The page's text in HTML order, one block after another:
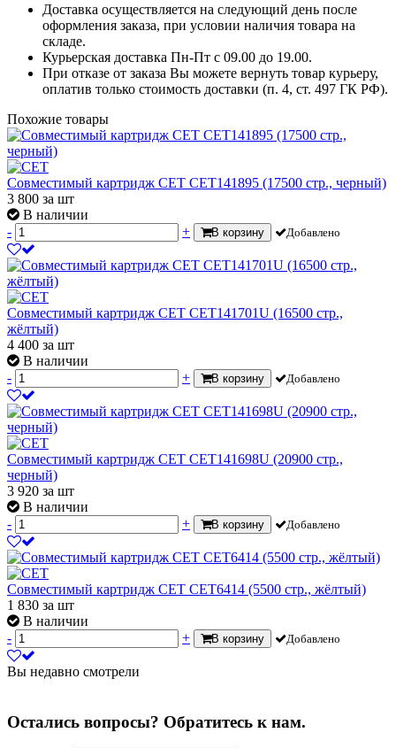
Доставка осуществляется на следующий день после
оформления заказа, при условии наличия товара на
складе.
Курьерская доставка Пн-Пт с 09.00 до 19.00.
При отказе от заказа Вы можете вернуть товар курьеру,
оплатив только стоимость доставки (п. 4, ст. 497 ГК РФ).
Похожие товары
Совместимый картридж CET CET141895 (17500 стр., черный)
3 800 за шт
В наличии
-
+ В корзину Добавлено
Совместимый картридж CET CET141701U (16500 стр.,
жёлтый)
4 400 за шт
В наличии
-
+ В корзину Добавлено
Совместимый картридж CET CET141698U (20900 стр.,
черный)
3 920 за шт
В наличии
-
+ В корзину Добавлено
Совместимый картридж CET CET6414 (5500 стр., жёлтый)
1 830 за шт
В наличии
-
+ В корзину Добавлено
Вы недавно смотрели
Остались вопросы? Обратитесь к нам.